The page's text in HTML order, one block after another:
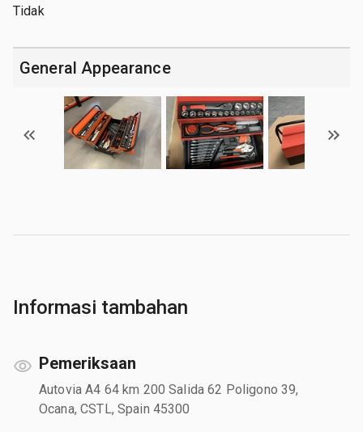
Tidak
General Appearance
Informasi tambahan
Pemeriksaan
Autovia A4 64 km 200 Salida 62 Poligono 39,
Ocana, CSTL, Spain 45300